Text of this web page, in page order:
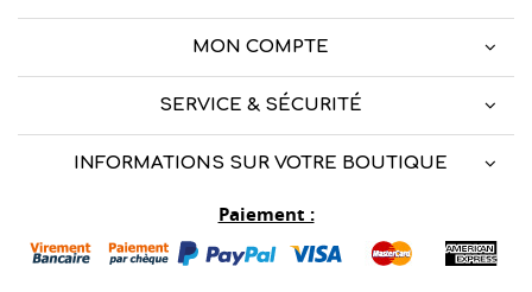
Paiement :
SERVICE & SÉCURITÉ
MON COMPTE
INFORMATIONS SUR VOTRE BOUTIQUE